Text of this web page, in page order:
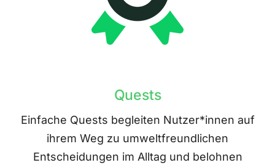
Quests
Einfache Quests begleiten Nutzer*innen auf
ihrem Weg zu umweltfreundlichen
Entscheidungen im Alltag und belohnen